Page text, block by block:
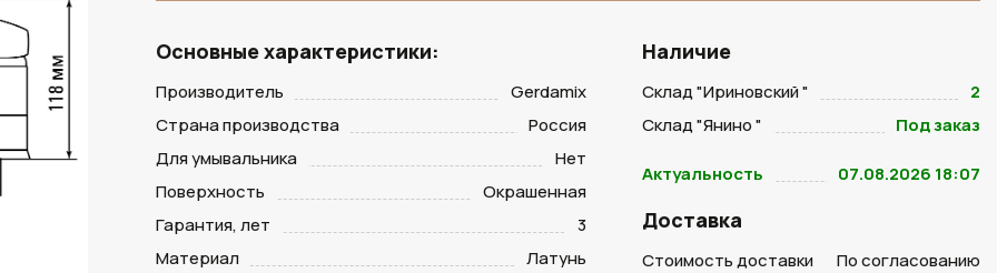
Основные характеристики:
Производитель
Gerdamix
Страна производства
Россия
Для умывальника
Нет
Поверхность
Окрашенная
Гарантия, лет
3
Материал
Латунь
Наличие
Склад "Ириновский "
2
Склад "Янино "
Под заказ
Актуальность 07.08.2026 18:07
Доставка
Стоимость доставки
По согласованию